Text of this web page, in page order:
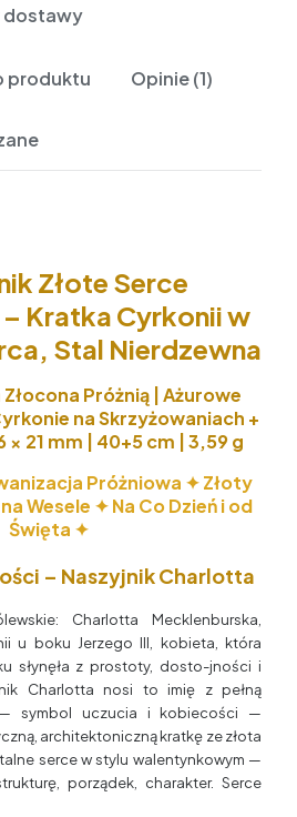
dostawy
produktu Opinie (1)
Złote Serce
Kratka Cyrkonii w
Stal Nierdzewna
Próżnią | Ażurowe
na Skrzyżowaniach +
× 21 mm | 40+5 cm | 3,59 g
Próżniowa ✦ Złoty
Wesele ✦ Na Co Dzień i od
Święta ✦
– Naszyjnik Charlotta
Charlotta Mecklenburska,
u boku Jerzego III, kobieta, która
słynęła z prostoty, dosto-jności i
Charlotta nosi to imię z pełną
— symbol uczucia i kobiecości —
architektoniczną kratkę ze złota
serce w stylu walentynkowym —
porządek, charakter. Serce